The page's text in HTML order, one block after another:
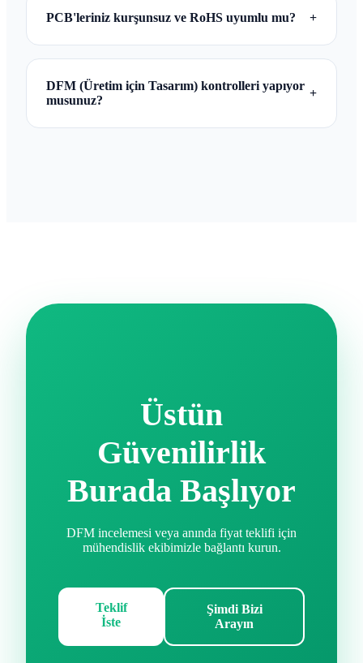
bütünlüğünü doğrulamak için yüksek çözünürlüklü
X-ray kontrolü kullanarak gizli köprüler, boşluklar
PCB'leriniz kurşunsuz ve RoHS uyumlu mu? +
en son RoHS ve REACH standartlarını
karşılamaktadır. Uyumluluğu garanti etmek için her
sevkiyatta malzeme sertifikaları sağlıyoruz.
DFM (Üretim için Tasarım) kontrolleri yapıyor
musunuz?
+
Üstün
Güvenilirlik
Burada Başlıyor
DFM incelemesi veya anında fiyat teklifi için
mühendislik ekibimizle bağlantı kurun.
Teklif
İste
Şimdi Bizi
Arayın